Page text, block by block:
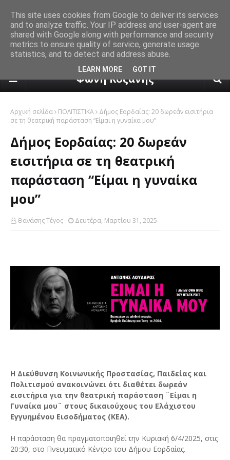
πρόγνωση καιρού από το
Φωνή Κοζάνης
Αρχική σελίδα ΠΟΛΙΤΙΣΤΙΚΑ
Δήμος Εορδαίας: 20 δωρεάν εισιτήρια
σε τη θεατρική παράσταση “Είμαι η γυναίκα μου”
Δήμος Εορδαίας: 20 δωρεάν
εισιτήρια σε τη θεατρική
παράσταση “Είμαι η γυναίκα
μου”
Θανάσης Τέγος Δευτέρα, Μαρτίου 31, 2025
H Διεύθυνση Κοινωνικής Προστασίας, Παιδείας και
Πολιτισμού ανακοινώνει ότι διαθέτει δωρεάν
εισιτήρια για την θεατρική παράσταση ¨Είμαι η
Γυναίκα μου¨ στους δικαιούχους του Ελάχιστου
Εγγυημένου Εισοδήματος (ΚΕΑ).
Η παράσταση θα πραγματοποιηθεί την Κυριακή 6/4/2025, στις
20:30, στο Πνευματικό Κέντρο του Δήμου Εορδαίας.
This site uses cookies from Google to deliver its services
and to analyze traffic. Your IP address and user-agent are
shared with Google along with performance and security
metrics to ensure quality of service, generate usage
statistics, and to detect and address abuse.
LEARN MORE GOT IT